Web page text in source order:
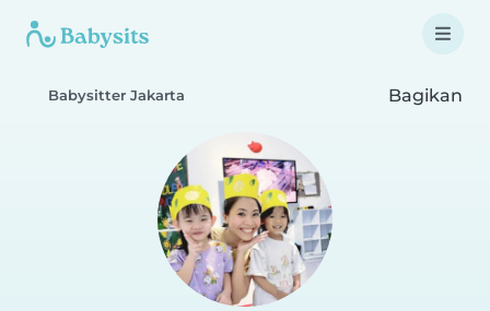
Babysitter Jakarta Bagikan